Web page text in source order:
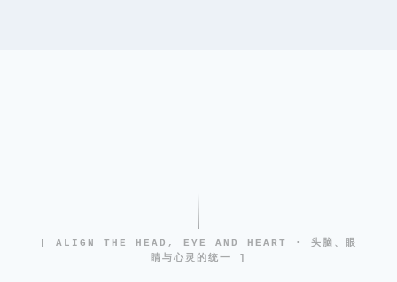
[ ALIGN THE HEAD, EYE AND HEART · 头脑、眼
睛与心灵的统一 ]